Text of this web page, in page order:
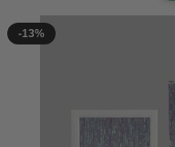
-13%